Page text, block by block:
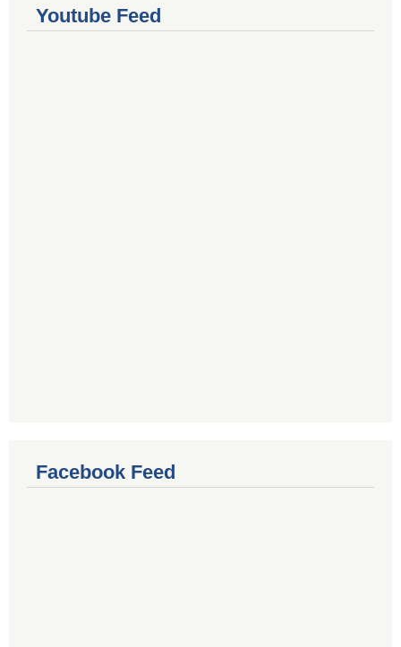
Youtube Feed
Facebook Feed